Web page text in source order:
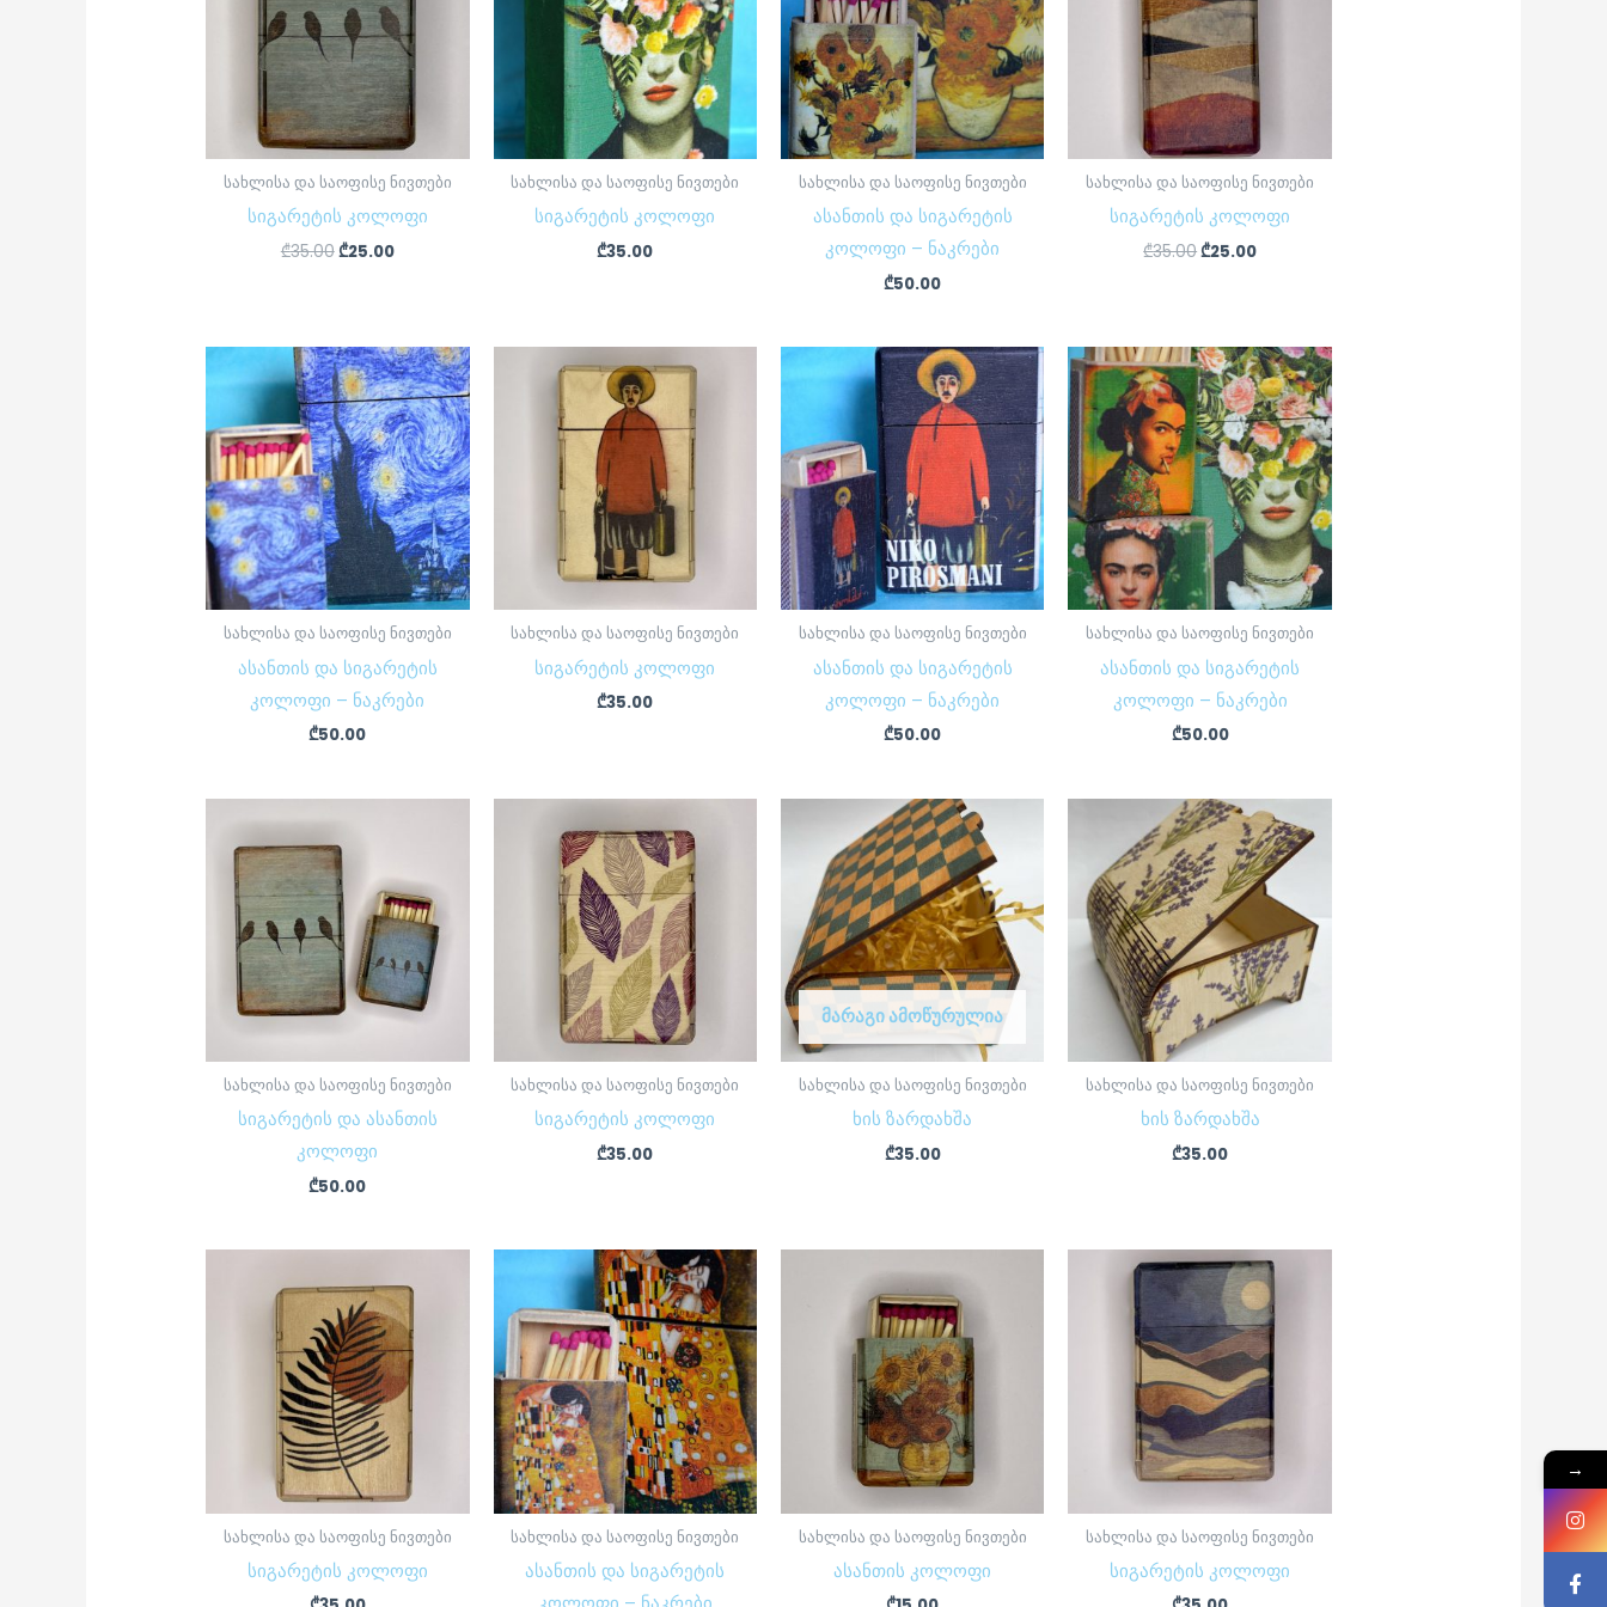
სახლისა და საოფისე ნივთები
სიგარეტის კოლოფი
₾35.00₾25.00
სახლისა და საოფისე ნივთები
სიგარეტის კოლოფი
₾35.00
სახლისა და საოფისე ნივთები
ასანთის და სიგარეტის
კოლოფი – ნაკრები
₾50.00
სახლისა და საოფისე ნივთები
სიგარეტის კოლოფი
₾35.00₾25.00
სახლისა და საოფისე ნივთები
ასანთის და სიგარეტის
კოლოფი – ნაკრები
₾50.00
სახლისა და საოფისე ნივთები
სიგარეტის კოლოფი
₾35.00
სახლისა და საოფისე ნივთები
ასანთის და სიგარეტის
კოლოფი – ნაკრები
₾50.00
სახლისა და საოფისე ნივთები
ასანთის და სიგარეტის
კოლოფი – ნაკრები
₾50.00
სახლისა და საოფისე ნივთები
სიგარეტის და ასანთის
კოლოფი
₾50.00
სახლისა და საოფისე ნივთები
სიგარეტის კოლოფი
₾35.00
ᲛᲐᲠᲐᲒᲘ ᲐᲛᲝᲬᲣᲠᲣᲚᲘᲐ
სახლისა და საოფისე ნივთები
ხის ზარდახშა
₾35.00
სახლისა და საოფისე ნივთები
ხის ზარდახშა
₾35.00
სახლისა და საოფისე ნივთები
სიგარეტის კოლოფი
სახლისა და საოფისე ნივთები
ასანთის და სიგარეტის
სახლისა და საოფისე ნივთები
ასანთის კოლოფი
სახლისა და საოფისე ნივთები
სიგარეტის კოლოფი
→